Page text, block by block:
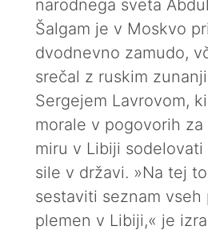
narodnega sveta
Šalgam je v Moskvo
dvodnevno zamudo,
srečal z ruskim
Sergejem Lavrovom,
morale v pogovorih
miru v Libiji
sile v državi. »Na tej
sestaviti seznam
plemen v Libiji,« je